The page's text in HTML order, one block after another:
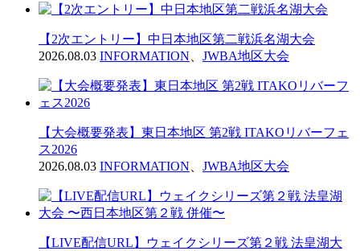
【2次エントリー】中日本地区第二戦浜名湖大会
2026.08.03 INFORMATION JWBA地区大会
【大会概要発表】東日本地区 第2戦 ITAKOリバーフェ
ス2026
2026.08.03 INFORMATION JWBA地区大会
【LIVE配信URL】ウェイクシリーズ第２戦 法皇湖大